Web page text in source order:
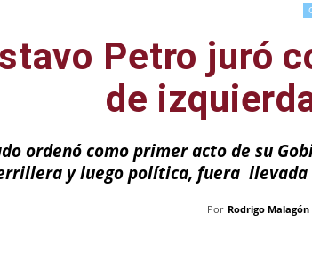
Petro juró
de
ordenó como primer acto de su
y luego política, fuera
Por Rodrigo Malagón